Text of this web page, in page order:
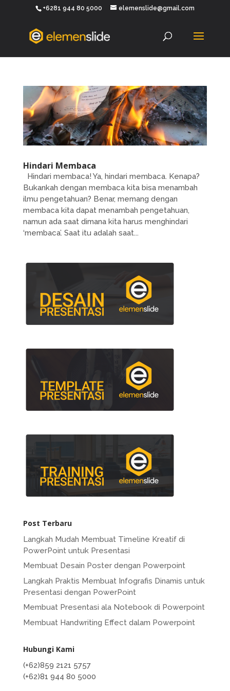
+6281 944 80 5000 elemenslide@gmail.com
Hindari Membaca
Hindari membaca! Ya, hindari membaca. Kenapa?
Bukankah dengan membaca kita bisa menambah
ilmu pengetahuan? Benar, memang dengan
membaca kita dapat menambah pengetahuan,
namun ada saat dimana kita harus menghindari
‘membaca’. Saat itu adalah saat...
Post Terbaru
Langkah Mudah Membuat Timeline Kreatif di
PowerPoint untuk Presentasi
Membuat Desain Poster dengan Powerpoint
Langkah Praktis Membuat Infografis Dinamis untuk
Presentasi dengan PowerPoint
Membuat Presentasi ala Notebook di Powerpoint
Membuat Handwriting Effect dalam Powerpoint
Hubungi Kami
(+62)859 2121 5757
(+62)81 944 80 5000